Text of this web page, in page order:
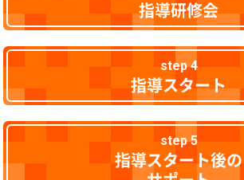
指導研修会
step 4
指導スタート
step 5
指導スタート後の